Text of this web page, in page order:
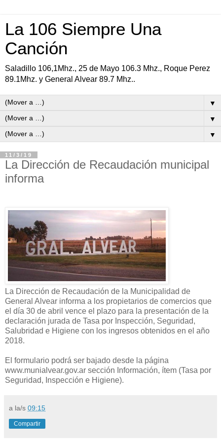
La 106 Siempre Una
Canción
Saladillo 106,1Mhz., 25 de Mayo 106.3 Mhz., Roque Perez
89.1Mhz. y General Alvear 89.7 Mhz..
▼
▼
▼
11/3/19
La Dirección de Recaudación municipal
informa
La Dirección de Recaudación de la Municipalidad de
General Alvear informa a los propietarios de comercios que
el día 30 de abril vence el plazo para la presentación de la
declaración jurada de Tasa por Inspección, Seguridad,
Salubridad e Higiene con los ingresos obtenidos en el año
2018.
El formulario podrá ser bajado desde la página
www.munialvear.gov.ar sección Información, ítem (Tasa por
Seguridad, Inspección e Higiene).
a la/s 09:15
Compartir